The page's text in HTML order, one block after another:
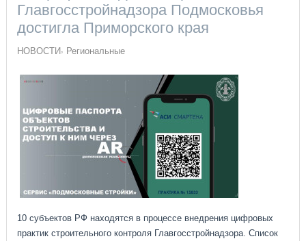
Главгосстройнадзора Подмосковья
достигла Приморского края
НОВОСТИ Региональные
10 субъектов РФ находятся в процессе внедрения цифровых
практик строительного контроля Главгосстройнадзора. Список